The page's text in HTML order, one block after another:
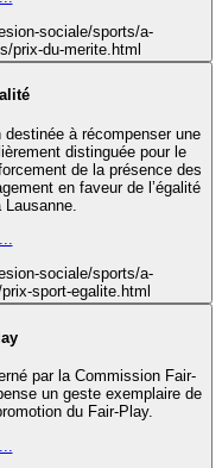
sociale/sports/a-
prix-du-merite.html
à récompenser une
distinguée pour le
de la présence des
en faveur de l’égalité
Lausanne.
sociale/sports/a-
sport-egalite.html
par la Commission Fair-
un geste exemplaire de
du Fair-Play.